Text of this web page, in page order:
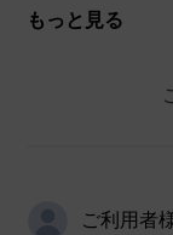
もっと見る
ご利用者